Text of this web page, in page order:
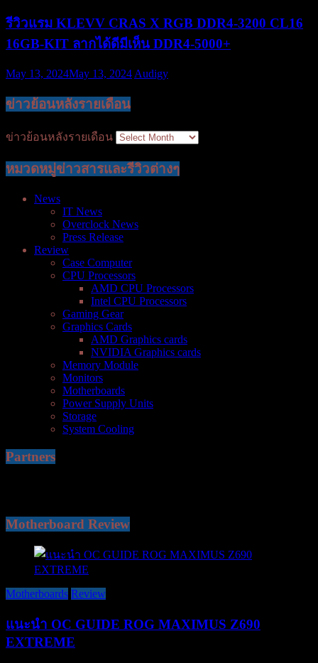
รีวิวแรม KLEVV CRAS X RGB DDR4-3200 CL16
16GB-KIT ลากได้ดีมีเห็น DDR4-5000+
May 13, 2024May 13, 2024 Audigy
ข่าวย้อนหลังรายเดือน
ข่าวย้อนหลังรายเดือน
หมวดหมู่ข่าวสารและรีวิวต่างๆ
News
IT News
Overclock News
Press Release
Review
Case Computer
CPU Processors
AMD CPU Processors
Intel CPU Processors
Gaming Gear
Graphics Cards
AMD Graphics cards
NVIDIA Graphics cards
Memory Module
Monitors
Motherboards
Power Supply Units
Storage
System Cooling
Partners
Motherboard Review
Motherboards Review
แนะนำ OC GUIDE ROG MAXIMUS Z690
EXTREME